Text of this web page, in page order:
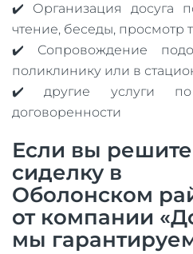
✔️ Организация досуга
чтение, беседы, просмотр
✔️ Сопровождение
поликлинику или в
✔️ другие услуги по
договоренности
Если вы
сиделку в
Оболонском
от компании
мы